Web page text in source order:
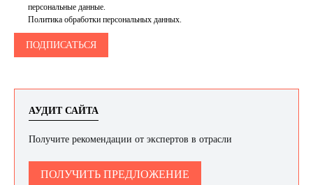
персональные данные.
Политика обработки персональных данных.
АУДИТ САЙТА
Получите рекомендации от экспертов в отрасли
ПОЛУЧИТЬ ПРЕДЛОЖЕНИЕ